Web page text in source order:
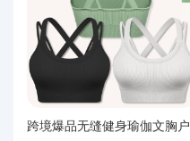
最新公告
物流资讯
代购问答
跨境爆品无缝健身瑜伽文胸户